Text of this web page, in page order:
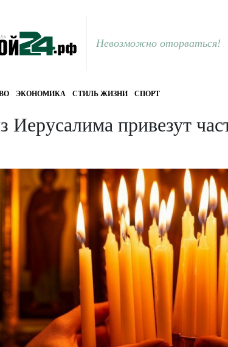
Невозможно оторваться!
ЭКОНОМИКА СТИЛЬ ЖИЗНИ СПОРТ
Иерусалима привезут